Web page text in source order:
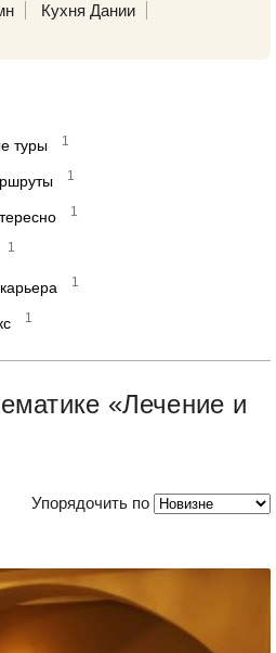
Кухня Дании
туры 1
1
1
1
1
1
«Лечение и
Упорядочить по